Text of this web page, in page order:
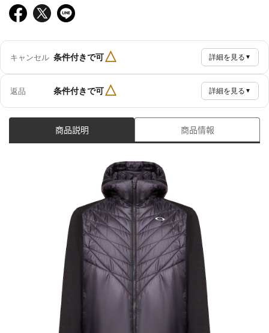
キャンセル 条件付きで可△ 詳細を見る ▼
返品 条件付きで可△ 詳細を見る ▼
商品説明 商品情報